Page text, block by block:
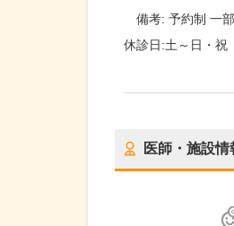
備考:予約制 一
休診日:土～日・祝
医師・施設情